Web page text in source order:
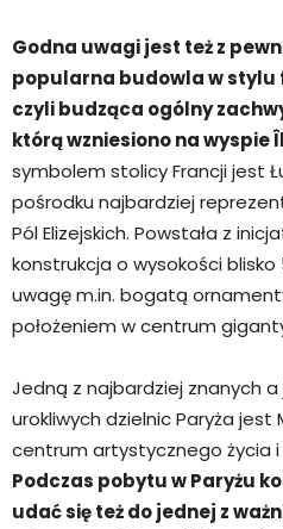
Godna uwagi jest też z
popularna budowla w
czyli budząca ogólny
którą wzniesiono na wyspie
symbolem stolicy Francji jest
pośrodku najbardziej
Pól Elizejskich. Powstała z
konstrukcja o wysokości
uwagę m.in. bogatą
położeniem w centrum
Jedną z najbardziej znanych
urokliwych dzielnic Paryża
centrum artystycznego życia i
Podczas pobytu w Paryżu
udać się też do jednej z